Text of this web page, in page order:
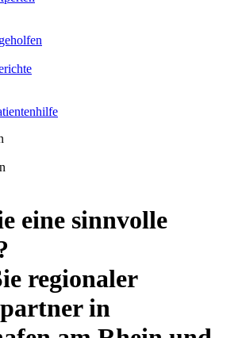
eine sinnvolle
regionaler
in